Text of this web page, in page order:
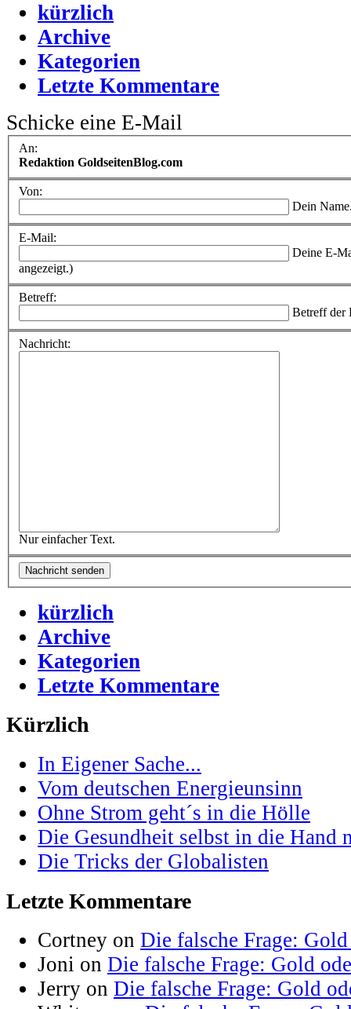
kürzlich
Archive
Kategorien
Letzte Kommentare
Schicke eine E-Mail
An:
Redaktion GoldseitenBlog.com
Von:
Dein
E-Mail:
Deine E-
angezeigt.)
Betreff:
Betreff der
Nachricht:
Nur einfacher Text.
kürzlich
Archive
Kategorien
Letzte Kommentare
Kürzlich
In Eigener Sache...
Vom deutschen Energieunsinn
Ohne Strom geht´s in die Hölle
Die Gesundheit selbst in die Hand
Die Tricks der Globalisten
Letzte Kommentare
Cortney on Die falsche Frage:
Joni on Die falsche Frage: Gold
Jerry on Die falsche Frage: Gold